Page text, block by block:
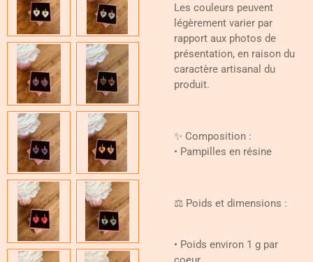
Les couleurs peuvent
légèrement varier par
rapport aux photos de
présentation, en raison du
caractère artisanal du
produit.
✨ Composition :
• Pampilles en résine
⚖️ Poids et dimensions :
• Poids environ 1 g par